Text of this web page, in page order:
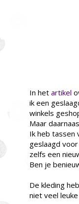
In het artikel
ik een
winkels
Maar
Ik heb tassen
geslaagd
zelfs een
Ben je
De kleding
niet veel